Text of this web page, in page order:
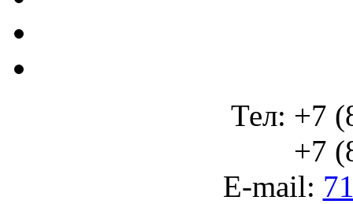
Тел: +7
+7
E-mail: